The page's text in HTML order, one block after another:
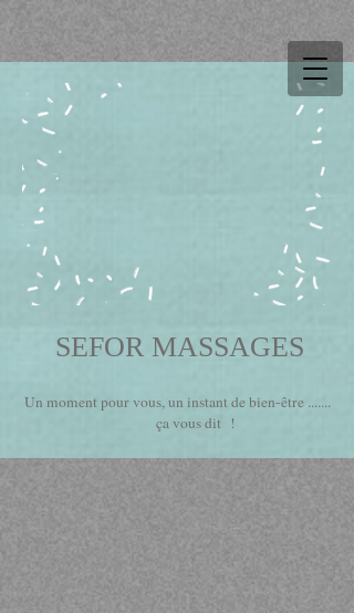
SEFOR MASSAGES
Un moment pour vous, un instant de bien-être .......
ça vous dit !